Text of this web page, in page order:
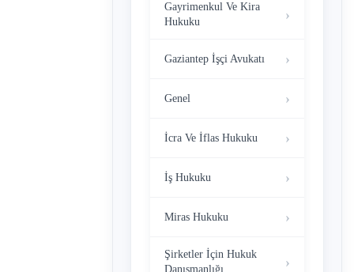
Gayrimenkul Ve Kira
Hukuku
Gaziantep İşçi Avukatı
Genel
İcra Ve İflas Hukuku
İş Hukuku
Miras Hukuku
Şirketler İçin Hukuk
Danışmanlığı